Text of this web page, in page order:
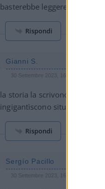
basterebbe leggere ” canale
Rispondi
Gianni S.
30 Settembre 2023, 16:29 16:29
la storia la scrivono i
ingigantìscono situazioni a
Rispondi
Sergío Pacillo
30 Settembre 2023, 16:24 16:24